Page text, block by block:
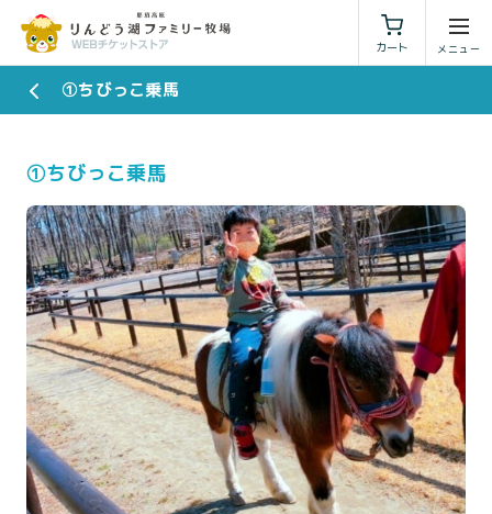
カート
利用規約 特定商取引法に基づく表示
①ちびっこ乗馬
①ちびっこ乗馬